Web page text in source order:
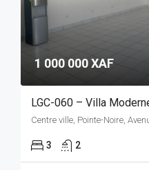
1 000 000 XAF
Centre ville, Pointe-Noire,
3 2